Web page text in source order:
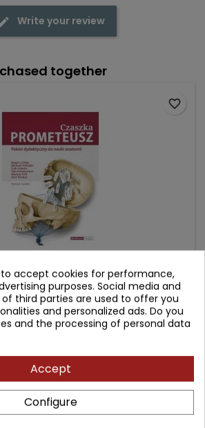
Write your review
together
- PAKIET DYDAKTYCZNY DO
NAUKI ANATOMII
Michael Schuenke
Price
77.90 złRegular
price
92.40 zł
 Add to cart
favorite_border
to accept cookies for performance,
purposes. Social media and
third parties are used to offer you
and personalized ads. Do you
and the processing of personal data
Accept
Configure